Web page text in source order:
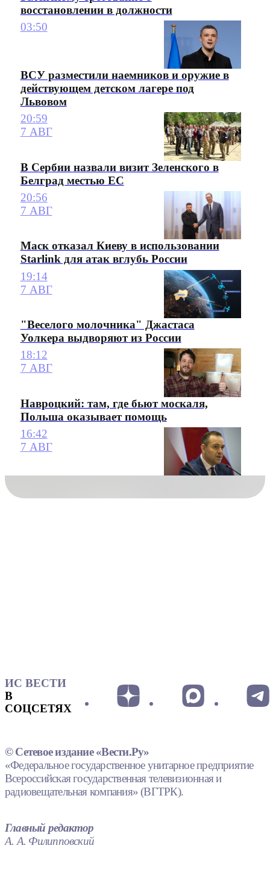
восстановлении в должности
03:50
ВСУ разместили наемников и оружие в
действующем детском лагере под
Львовом
20:59
7 АВГ
В Сербии назвали визит Зеленского в
Белград местью ЕС
20:56
7 АВГ
Маск отказал Киеву в использовании
Starlink для атак вглубь России
19:14
7 АВГ
"Веселого молочника" Джастаса
Уолкера выдворяют из России
18:12
7 АВГ
Навроцкий: там, где бьют москаля,
Польша оказывает помощь
16:42
7 АВГ
ИС ВЕСТИ
В
СОЦСЕТЯХ
© Сетевое издание «Вести.Ру»
«Федеральное государственное унитарное предприятие
Всероссийская государственная телевизионная и
радиовещательная компания» (ВГТРК).
Главный редактор
А. А. Филипповский